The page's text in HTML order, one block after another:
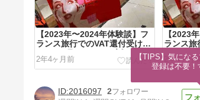
【2023年〜2024年体験談】フ
ランス旅行でのVAT還付受け取
りに8ヶ月もかかった話
【Planet Tax Free】
2年4ヶ月前
【2023
ランス旅
りに8ヶ
【Planet
2年4ヶ月
2016097
2
【TIPS】気にな
登録は不要！